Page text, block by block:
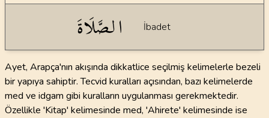
الصَّلَاةَ İbadet
Ayet, Arapça'nın akışında dikkatlice seçilmiş kelimelerle bezeli
bir yapıya sahiptir. Tecvid kuralları açısından, bazı kelimelerde
med ve idgam gibi kuralların uygulanması gerekmektedir.
Özellikle 'Kitap' kelimesinde med, 'Ahirete' kelimesinde ise